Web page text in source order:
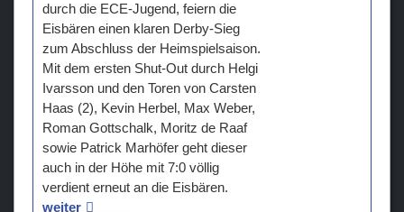
durch die ECE-Jugend, feiern die
Eisbären einen klaren Derby-Sieg
zum Abschluss der Heimspielsaison.
Mit dem ersten Shut-Out durch Helgi
Ivarsson und den Toren von Carsten
Haas (2), Kevin Herbel, Max Weber,
Roman Gottschalk, Moritz de Raaf
sowie Patrick Marhöfer geht dieser
auch in der Höhe mit 7:0 völlig
verdient erneut an die Eisbären.
weiter